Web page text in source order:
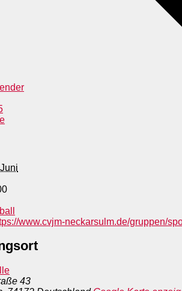
www.cvjm-neckarsulm.de/gruppen/
43